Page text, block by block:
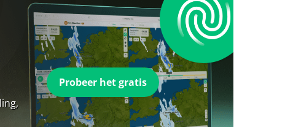
Probeer het gratis